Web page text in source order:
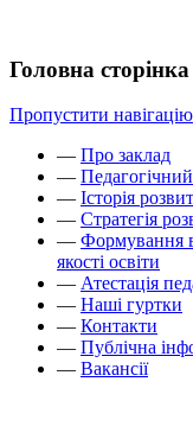
Головна сторінка
Пропустити навігацію
— Про заклад
—
— Історія
— Стратегія
— Формування
якості освіти
— Атестація
— Наші гуртки
— Контакти
— Публічна
— Вакансії